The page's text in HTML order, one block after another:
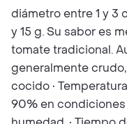
diámetro entre 1 y 3
y 15 g. Su sabor es
tomate tradicional.
generalmente
cocido •
90% en